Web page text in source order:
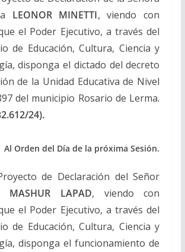
LEONOR MINETTI, viendo con
el Poder Ejecutivo, a través del
de Educación, Cultura, Ciencia y
disponga el dictado del decreto
de la Unidad Educativa de Nivel
del municipio Rosario de Lerma.
24).
Al Orden del Día de la próxima Sesión.
de Declaración del Señor
MASHUR LAPAD, viendo con
el Poder Ejecutivo, a través del
de Educación, Cultura, Ciencia y
disponga el funcionamiento de